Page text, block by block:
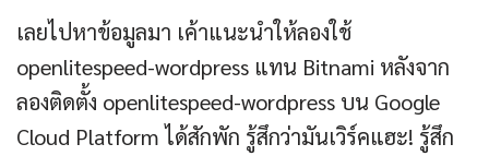
เลยไปหาข้อมูลมา เค้าแนะนำให้ลองใช้
openlitespeed-wordpress แทน Bitnami หลังจาก
ลองติดตั้ง openlitespeed-wordpress บน Google
Cloud Platform ได้สักพัก รู้สึกว่ามันเวิร์คแฮะ! รู้สึก